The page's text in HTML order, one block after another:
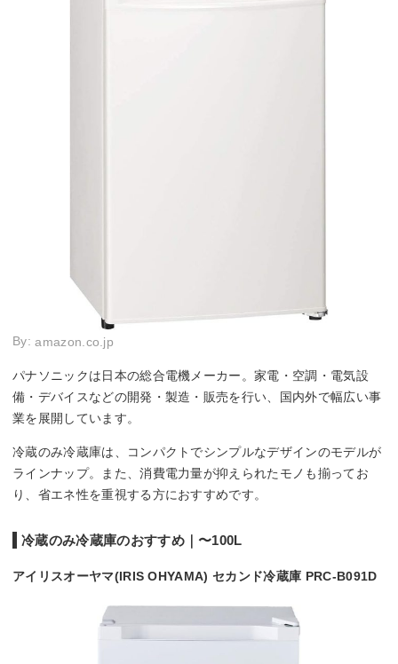
By:amazon.co.jp
パナソニックは日本の総合電機メーカー。家電・空調・電気設
備・デバイスなどの開発・製造・販売を行い、国内外で幅広い事
業を展開しています。
冷蔵のみ冷蔵庫は、コンパクトでシンプルなデザインのモデルが
ラインナップ。また、消費電力量が抑えられたモノも揃ってお
り、省エネ性を重視する方におすすめです。
冷蔵のみ冷蔵庫のおすすめ｜〜100L
アイリスオーヤマ(IRIS OHYAMA) セカンド冷蔵庫 PRC-B091D